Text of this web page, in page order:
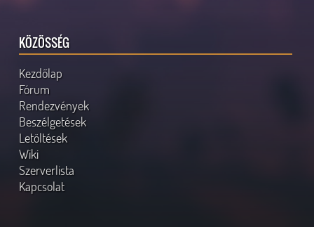
KÖZÖSSÉG
Kezdőlap
Fórum
Rendezvények
Beszélgetések
Letöltések
Wiki
Szerverlista
Kapcsolat